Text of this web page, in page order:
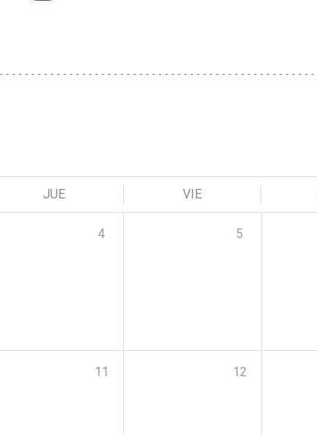
JUE VIE
4 5
11 12